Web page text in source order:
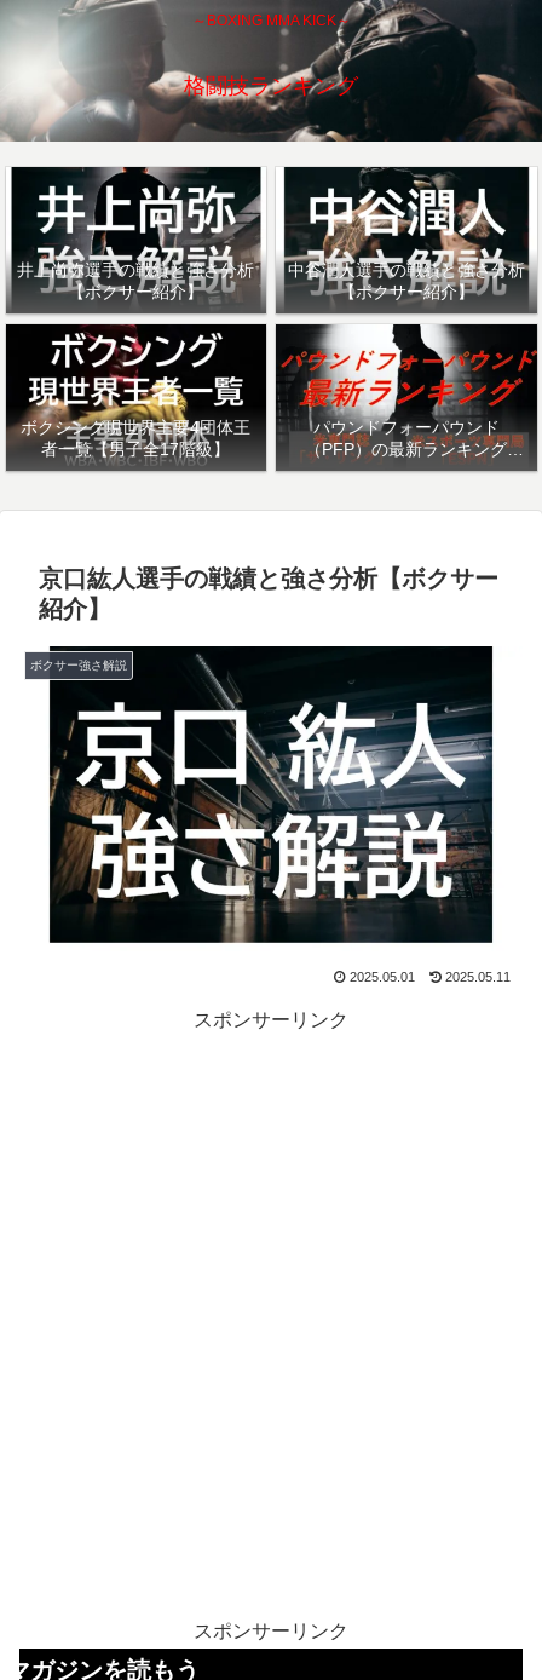
～BOXING MMA KICK～
格闘技ランキング
井上尚弥選手の戦績と強さ分析
【ボクサー紹介】
中谷潤人選手の戦績と強さ分析
【ボクサー紹介】
ボクシング現世界主要4団体王
者一覧【男子全17階級】
パウンドフォーパウンド
（PFP）の最新ランキング
「ザ・リング」・「ESPN」を
京口紘人選手の戦績と強さ分析【ボクサー
紹介】
ボクサー強さ解説
2025.05.01 2025.05.11
スポンサーリンク
スポンサーリンク
読もう